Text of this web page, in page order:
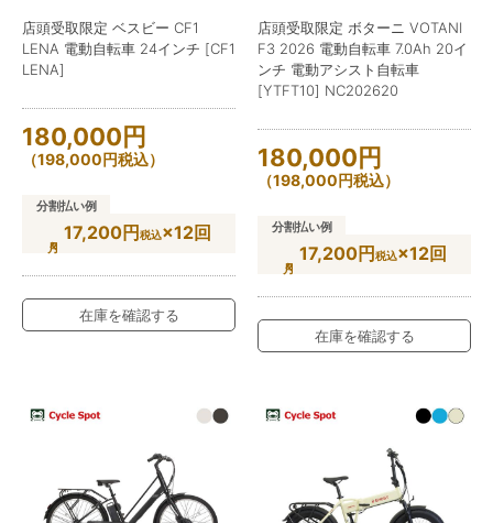
店頭受取限定 ベスビー CF1
LENA 電動自転車 24インチ [CF1
LENA]
180,000円
（198,000円税込）
分割払い例
17,200円税込×12回
在庫を確認する
店頭受取限定 ボターニ VOTANI
F3 2026 電動自転車 7.0Ah 20イ
ンチ 電動アシスト自転車
[YTFT10] NC202620
180,000円
（198,000円税込）
分割払い例
17,200円税込×12回
在庫を確認する